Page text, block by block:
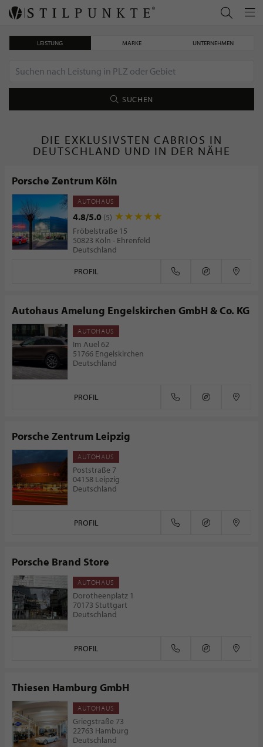
LEISTUNG MARKE UNTERNEHMEN
SUCHEN
DIE EXKLUSIVSTEN CABRIOS IN
DEUTSCHLAND UND IN DER NÄHE
Porsche Zentrum Köln
AUTOHAUS
4.8/5.0 (5)
Fröbelstraße 15
50823 Köln - Ehrenfeld
Deutschland
PROFIL
Autohaus Amelung Engelskirchen GmbH & Co. KG
AUTOHAUS
Im Auel 62
51766 Engelskirchen
Deutschland
PROFIL
Porsche Zentrum Leipzig
AUTOHAUS
Poststraße 7
04158 Leipzig
Deutschland
PROFIL
Porsche Brand Store
AUTOHAUS
Dorotheenplatz 1
70173 Stuttgart
Deutschland
PROFIL
Thiesen Hamburg GmbH
AUTOHAUS
Griegstraße 73
22763 Hamburg
Deutschland